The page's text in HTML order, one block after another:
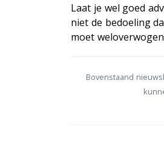
Laat je wel goed
niet de bedoeling
moet
Bovenstaand